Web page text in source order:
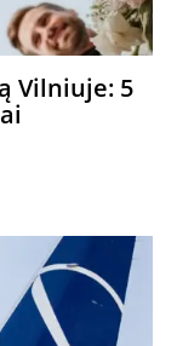
Vilniuje: 5